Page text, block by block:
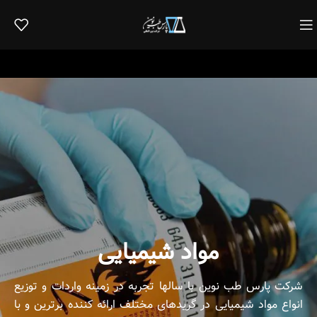
مواد شیمیایی
شرکت پارس طب نوین با سالها تجربه در زمینه واردات و‌ توزیع
انواع مواد شیمیایی در گریدهای مختلف ارائه کننده برترین و با